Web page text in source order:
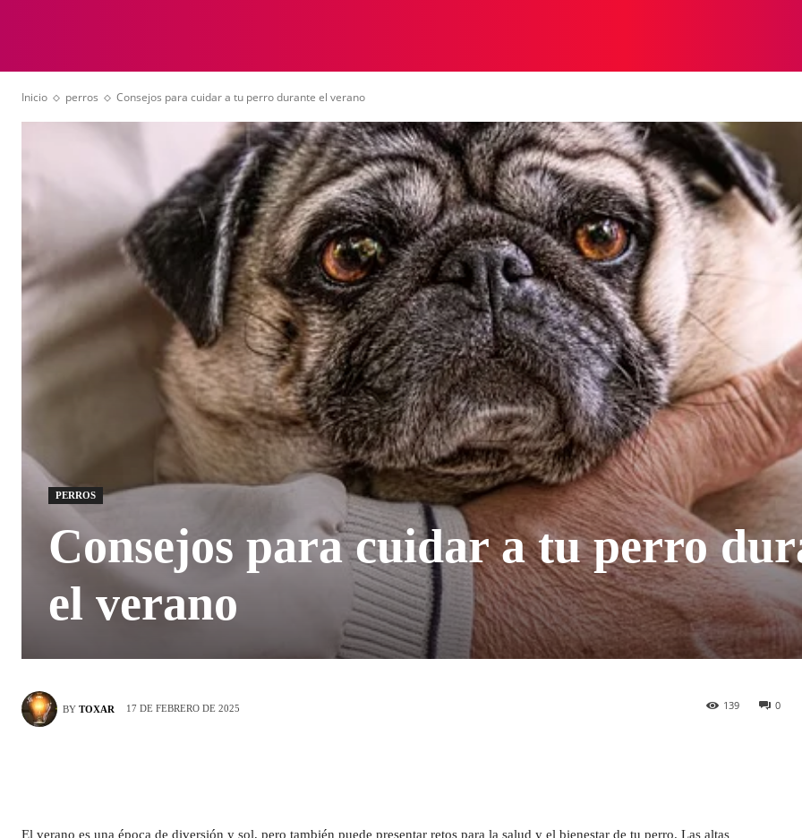
Inicio perros Consejos para cuidar a tu perro durante el verano
PERROS
Consejos para cuidar a tu perro
el verano
BY TOXAR 17 DE FEBRERO DE 2025 0
139
El verano es una época de diversión y sol, pero también puede presentar retos para la salud y el bienestar de tu perro. Las altas